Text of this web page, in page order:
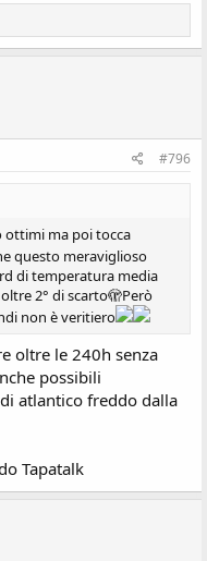
#796
ottimi ma poi tocca
questo meraviglioso
di temperatura media
2° di scarto🫣Però
non è veritiero
oltre le 240h senza
possibili
atlantico freddo dalla
Tapatalk